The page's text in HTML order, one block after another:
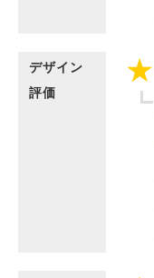
デザイン
評価